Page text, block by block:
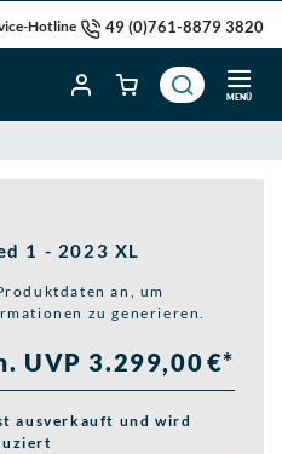
Hotline 49 (0)761-8879 3820
MENÜ
1 - 2023 XL
an, um
zu generieren.
UVP 3.299,00 €*
ausverkauft und wird